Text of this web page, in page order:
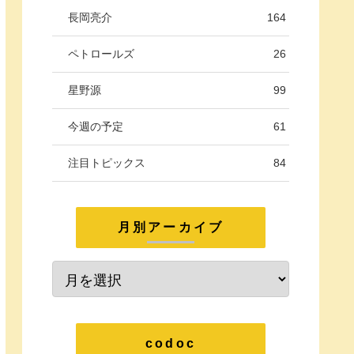
長岡亮介 164
ペトロールズ 26
星野源 99
今週の予定 61
注目トピックス 84
月別アーカイブ
codoc